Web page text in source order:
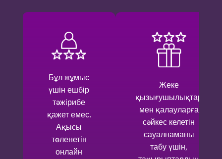
Үйде ақысы төленетін
сауалнамадан өту
қиын емес, сауалнама
жауап берудің
қарапайымдылығымен
және жеңілдігімен